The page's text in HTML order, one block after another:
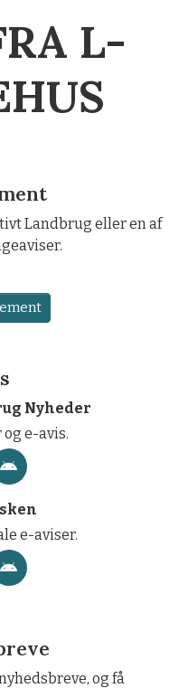
L-
Landbrug eller en af
Nyheder
e-avis.
e-aviser.
og få